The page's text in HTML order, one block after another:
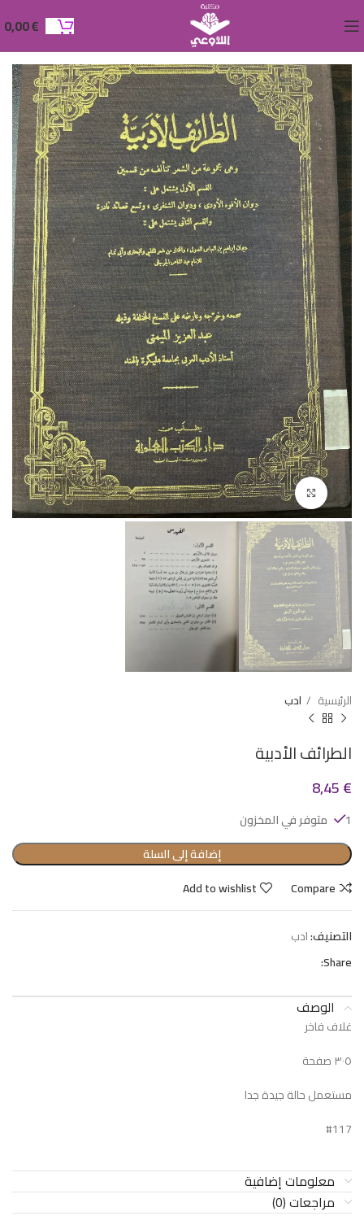
0,00€
Click to enlarge
الرئيسية ادب
الطرائف الأدبية
8,45€
1 متوفر في المخزون
إضافة إلى السلة
Compare
Add to wishlist
التصنيف:ادب
Share:
الوصف
غلاف فاخر
٣٠٥ صفحة
مستعمل حالة جيدة جدا
#117
معلومات إضافية
مراجعات (0)